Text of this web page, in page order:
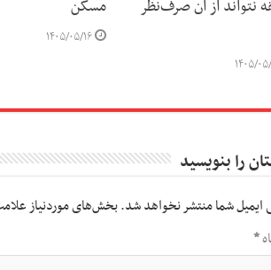
نتواند از آن صرف‌نظر
۰۵/۱۶
مسکن
۱۴۰۵/۰۵/۱۶
را بنویسید
ایمیل شما منتشر نخواهد شد.بخش‌های موردنیاز
*